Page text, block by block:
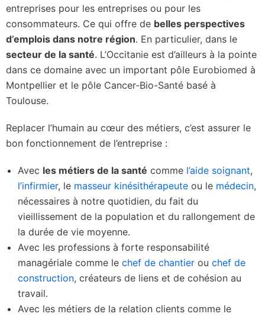
entreprises pour les entreprises ou pour les
consommateurs. Ce qui offre de belles perspectives
d’emplois dans notre région. En particulier, dans le
secteur de la santé. L’Occitanie est d’ailleurs à la pointe
dans ce domaine avec un important pôle Eurobiomed à
Montpellier et le pôle Cancer-Bio-Santé basé à
Toulouse.
Replacer l’humain au cœur des métiers, c’est assurer le
bon fonctionnement de l’entreprise :
Avec les métiers de la santé comme l’aide soignant,
l’infirmier, le masseur kinésithérapeute ou le médecin,
nécessaires à notre quotidien, du fait du
vieillissement de la population et du rallongement de
la durée de vie moyenne.
Avec les professions à forte responsabilité
managériale comme le chef de chantier ou chef de
construction, créateurs de liens et de cohésion au
travail.
Avec les métiers de la relation clients comme le